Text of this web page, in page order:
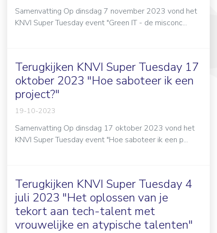
Samenvatting Op dinsdag 7 november 2023 vond het
KNVI Super Tuesday event "Green IT - de misconc...
Terugkijken KNVI Super Tuesday 17
oktober 2023 "Hoe saboteer ik een
project?"
19-10-2023
Samenvatting Op dinsdag 17 oktober 2023 vond het
KNVI Super Tuesday event "Hoe saboteer ik een p...
Terugkijken KNVI Super Tuesday 4
juli 2023 "Het oplossen van je
tekort aan tech-talent met
vrouwelijke en atypische talenten"